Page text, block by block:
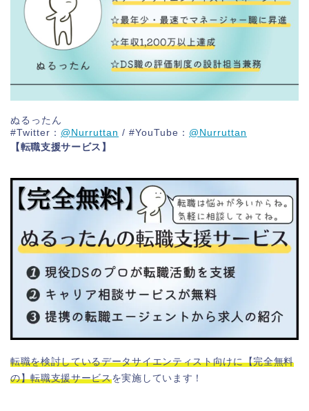
ぬるったん
#Twitter： @Nurruttan / #YouTube： @Nurruttan
【転職支援サービス】
転職を検討しているデータサイエンティスト向けに【完全無料
の】転職支援サービスを実施しています！